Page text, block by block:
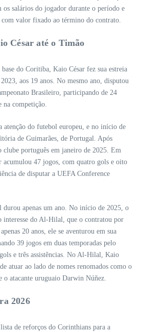
os salários do jogador durante o período e
com valor fixado ao término do contrato.
César até o Timão
do Coritiba, Kaio César fez sua estreia
aos 19 anos. No mesmo ano, disputou
Brasileiro, participando de 24
na competição.
atenção do futebol europeu, e no início de
de Guimarães, de Portugal. Após
clube português em janeiro de 2025. Em
acumulou 47 jogos, com quatro gols e oito
de disputar a UEFA Conference
durou apenas um ano. No início de 2025, o
interesse do Al-Hilal, que o contratou por
20 anos, ele se aventurou em sua
39 jogos em duas temporadas pelo
e três assistências. No Al-Hilal, Kaio
atuar ao lado de nomes renomados como o
atacante uruguaio Darwin Núñez.
2026
de reforços do Corinthians para a